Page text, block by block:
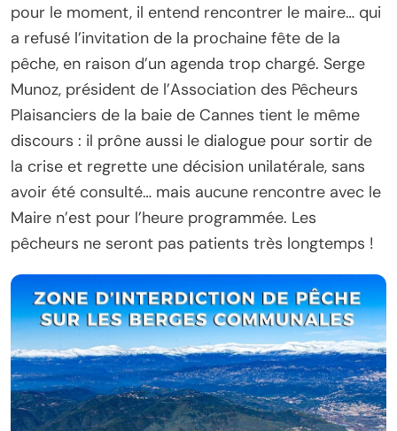
pour le moment, il entend rencontrer le maire… qui
a refusé l’invitation de la prochaine fête de la
pêche, en raison d’un agenda trop chargé. Serge
Munoz, président de l’Association des Pêcheurs
Plaisanciers de la baie de Cannes tient le même
discours : il prône aussi le dialogue pour sortir de
la crise et regrette une décision unilatérale, sans
avoir été consulté… mais aucune rencontre avec le
Maire n’est pour l’heure programmée. Les
pêcheurs ne seront pas patients très longtemps !